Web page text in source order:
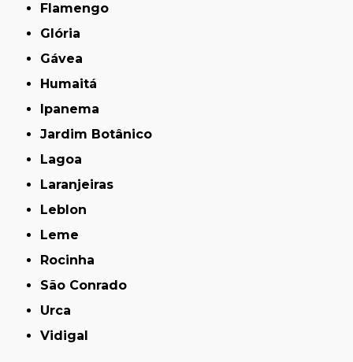
Flamengo
Glória
Gávea
Humaitá
Ipanema
Jardim Botânico
Lagoa
Laranjeiras
Leblon
Leme
Rocinha
São Conrado
Urca
Vidigal